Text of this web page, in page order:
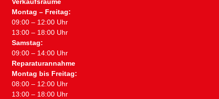
Montag – Freitag:
09:00 – 12:00 Uhr
13:00 – 18:00 Uhr
Samstag:
09:00 – 14:00 Uhr
Reparaturannahme
Montag bis Freitag:
08:00 – 12:00 Uhr
13:00 – 18:00 Uhr